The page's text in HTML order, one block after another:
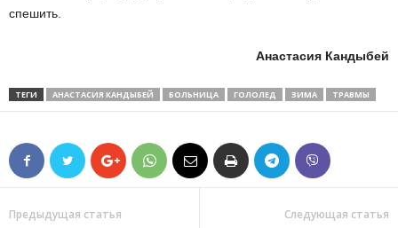
спешить.
Анастасия Кандыбей
ТЕГИ АНАСТАСИЯ КАНДЫБЕЙ БОЛЬНИЦА ГОЛОЛЕД ЗИМА ТРАВМЫ
Предыдущая статья Следующая статья